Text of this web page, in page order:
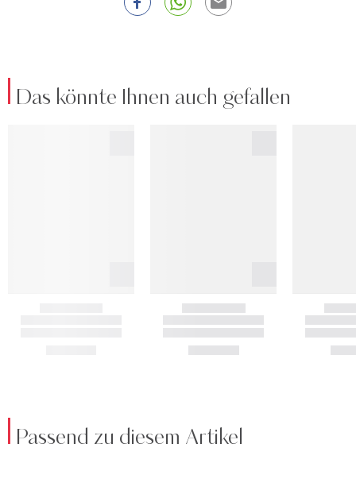
Das könnte Ihnen auch gefallen
Passend zu diesem Artikel